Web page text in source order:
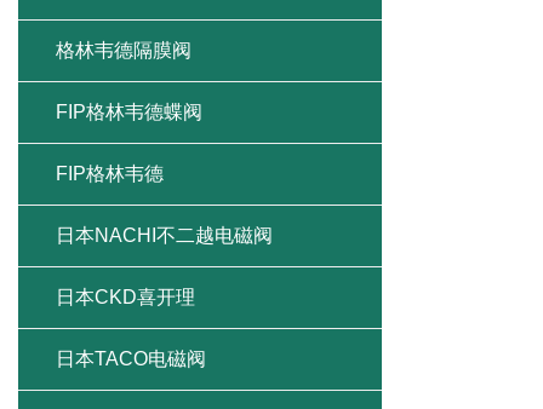
格林韦德隔膜阀
FIP格林韦德蝶阀
FIP格林韦德
日本NACHI不二越电磁阀
日本CKD喜开理
日本TACO电磁阀